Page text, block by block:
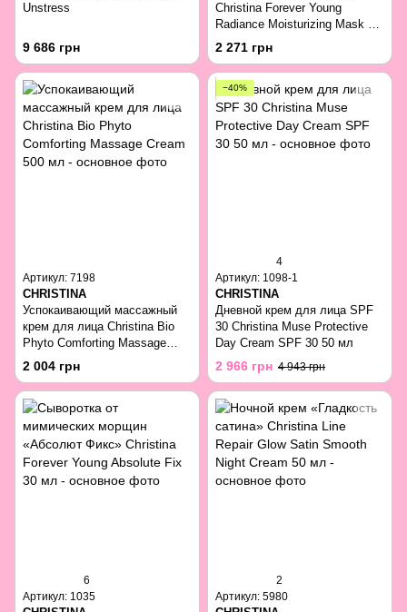
Unstress
9 686 грн
Christina Forever Young
Radiance Moisturizing Mask 50
мл
2 271 грн
Артикул: 7198
CHRISTINA
Успокаивающий массажный
крем для лица Christina Bio
Phyto Comforting Massage
Cream 500 мл
2 004 грн
−40%
4
Артикул: 1098-1
CHRISTINA
Дневной крем для лица SPF
30 Christina Muse Protective
Day Cream SPF 30 50 мл
2 966 грн 4 943 грн
6
Артикул: 1035
2
Артикул: 5980